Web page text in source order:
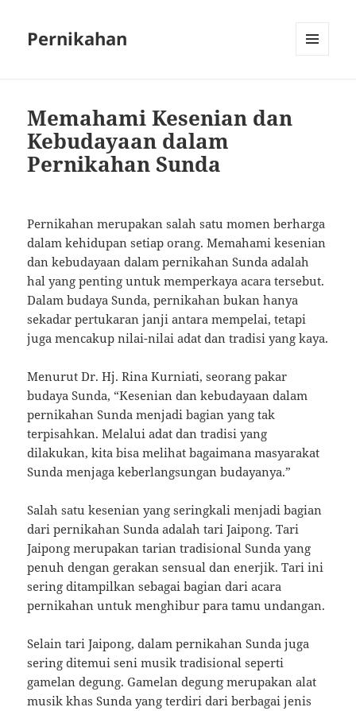
Pernikahan
Memahami Kesenian dan
Kebudayaan dalam
Pernikahan Sunda
Pernikahan merupakan salah satu momen berharga
dalam kehidupan setiap orang. Memahami kesenian
dan kebudayaan dalam pernikahan Sunda adalah
hal yang penting untuk memperkaya acara tersebut.
Dalam budaya Sunda, pernikahan bukan hanya
sekadar pertukaran janji antara mempelai, tetapi
juga mencakup nilai-nilai adat dan tradisi yang kaya.
Menurut Dr. Hj. Rina Kurniati, seorang pakar
budaya Sunda, “Kesenian dan kebudayaan dalam
pernikahan Sunda menjadi bagian yang tak
terpisahkan. Melalui adat dan tradisi yang
dilakukan, kita bisa melihat bagaimana masyarakat
Sunda menjaga keberlangsungan budayanya.”
Salah satu kesenian yang seringkali menjadi bagian
dari pernikahan Sunda adalah tari Jaipong. Tari
Jaipong merupakan tarian tradisional Sunda yang
penuh dengan gerakan sensual dan enerjik. Tari ini
sering ditampilkan sebagai bagian dari acara
pernikahan untuk menghibur para tamu undangan.
Selain tari Jaipong, dalam pernikahan Sunda juga
sering ditemui seni musik tradisional seperti
gamelan degung. Gamelan degung merupakan alat
musik khas Sunda yang terdiri dari berbagai jenis